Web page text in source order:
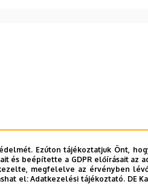
Ezúton tájékoztatjuk Önt,
és beépítette a GDPR előírásait az
megfelelve az érvényben
el:Adatkezelési tájékoztató. DE